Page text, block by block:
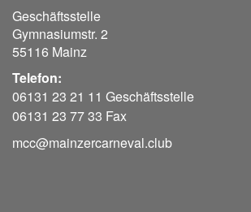
Geschäftsstelle
Gymnasiumstr. 2
55116 Mainz
Telefon:
06131 23 21 11 Geschäftsstelle
06131 23 77 33 Fax
mcc@mainzercarneval.club